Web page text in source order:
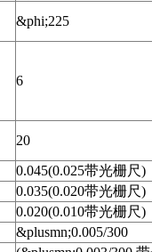
&phi;225
6
20
0.045(0.025带光栅尺)
0.035(0.020带光栅尺)
0.020(0.010带光栅尺)
&plusmn;0.005/300